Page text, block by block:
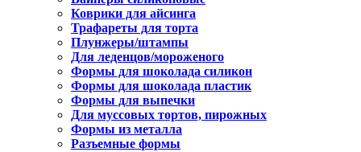
Коврики для айсинга
Трафареты для торта
Плунжеры/штампы
Для леденцов/мороженого
Формы для шоколада силикон
Формы для шоколада пластик
Формы для выпечки
Для муссовых тортов, пирожных
Формы из металла
Разъемные формы